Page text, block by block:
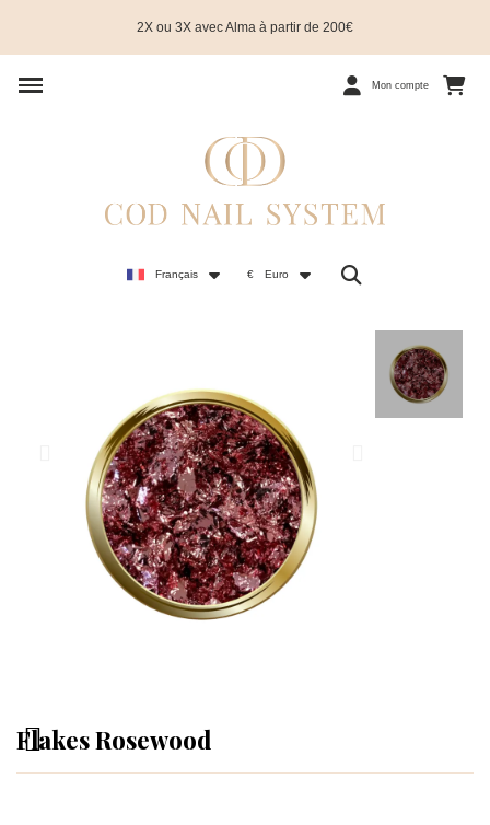
2X ou 3X avec Alma à partir de 200€
Mon compte
Français € Euro
Flakes Rosewood